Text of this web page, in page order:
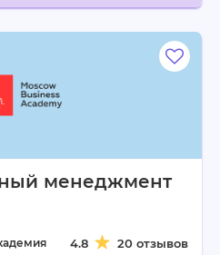
менеджмент
4.8 20 отзывов